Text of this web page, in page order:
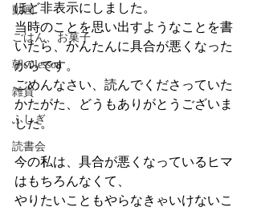
動画
ごはん、お菓子
朝のlesson
雑貨
ふしぎ
読書会
ほど非表示にしました。
当時のことを思い出すようなことを書
いたら、かんたんに具合が悪くなった
からです。
ごめんなさい、読んでくださっていた
かたがた、どうもありがとうございま
した。
今の私は、具合が悪くなっているヒマ
はもちろんなくて、
やりたいこともやらなきゃいけないこ